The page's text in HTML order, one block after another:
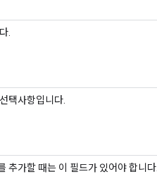
.
택사항입니다.
추가할 때는 이 필드가 있어야 합니다.